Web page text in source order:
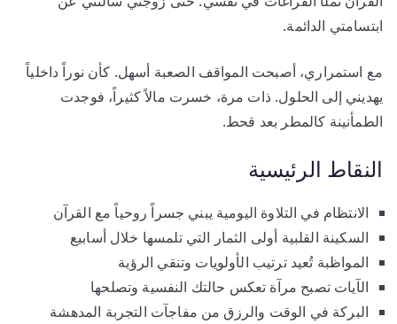
ابتسامتي الدائمة.
مع استمراري، أصبحت المواقف الصعبة أسهل. كأن نوراً داخلياً
يهديني إلى الحلول. ذات مرة، خسرت مالاً كثيراً، فوجدت
الطمأنينة كالمطر بعد قحط.
النقاط الرئيسية
الانتظام في التلاوة اليومية يبني جسراً روحياً مع القرآن
السكينة القلبية أولى الثمار التي تلمسها خلال أسابيع
المواظبة تُعيد ترتيب الأولويات وتنقي الرؤية
الآيات تصبح مرآة تعكس حالتك النفسية وتصلحها
البركة في الوقت والرزق من مفاجآت التجربة المدهشة